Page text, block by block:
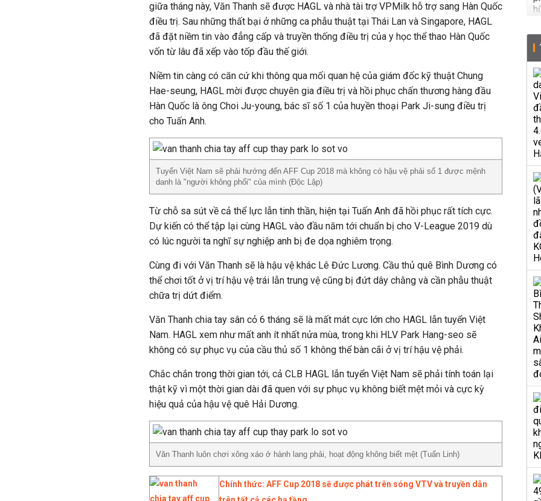
giữa tháng này, Văn Thanh sẽ được HAGL và nhà tài trợ VPMilk hỗ trợ sang Hàn Quốc
điều trị. Sau những thất bại ở những ca phẫu thuật tại Thái Lan và Singapore, HAGL
đã đặt niềm tin vào đẳng cấp và truyền thống điều trị của y học thể thao Hàn Quốc
vốn từ lâu đã xếp vào tốp đầu thế giới.
Niềm tin càng có căn cứ khi thông qua mối quan hệ của giám đốc kỹ thuật Chung
Hae-seung, HAGL mời được chuyên gia điều trị và hồi phục chấn thương hàng đầu
Hàn Quốc là ông Choi Ju-young, bác sĩ số 1 của huyền thoại Park Ji-sung điều trị
cho Tuấn Anh.
Tuyển Việt Nam sẽ phải hướng đến AFF Cup 2018 mà không có hậu vệ phải số 1 được mệnh
danh là "người không phổi" của mình (Độc Lập)
Từ chỗ sa sút về cả thể lực lẫn tinh thần, hiện tại Tuấn Anh đã hồi phục rất tích cực.
Dự kiến có thể tập lại cùng HAGL vào đầu năm tới chuẩn bị cho V-League 2019 dù
có lúc người ta nghĩ sự nghiệp anh bị đe dọa nghiêm trọng.
Cùng đi với Văn Thanh sẽ là hậu vệ khác Lê Đức Lương. Cầu thủ quê Bình Dương có
thể chơi tốt ở vị trí hậu vệ trái lẫn trung vệ cũng bị đứt dây chằng và cần phẫu thuật
chữa trị dứt điểm.
Văn Thanh chia tay sân cỏ 6 tháng sẽ là mất mát cực lớn cho HAGL lẫn tuyển Việt
Nam. HAGL xem như mất anh ít nhất nửa mùa, trong khi HLV Park Hang-seo sẽ
không có sự phục vụ của cầu thủ số 1 không thể bàn cãi ở vị trí hậu vệ phải.
Chắc chắn trong thời gian tới, cả CLB HAGL lẫn tuyển Việt Nam sẽ phải tính toán lại
thật kỹ vì một thời gian dài đã quen với sự phục vụ không biết mệt mỏi và cực kỳ
hiệu quả của hậu vệ quê Hải Dương.
Văn Thanh luôn chơi xông xáo ở hành lang phải, hoạt động không biết mệt (Tuấn Linh)
Chính thức: AFF Cup 2018 sẽ được phát trên sóng VTV và truyền dẫn